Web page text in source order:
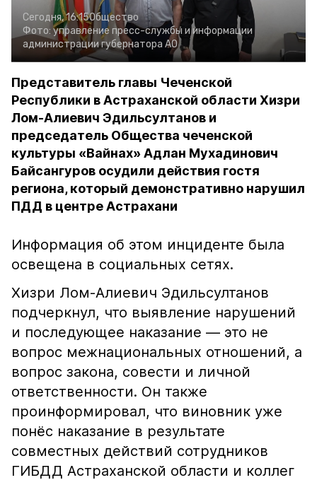
Сегодня, 16:15Общество
Фото: управление пресс-службы и информации
администрации губернатора АО
Представитель главы Чеченской
Республики в Астраханской области Хизри
Лом-Алиевич Эдильсултанов и
председатель Общества чеченской
культуры «Вайнах» Адлан Мухадинович
Байсангуров осудили действия гостя
региона, который демонстративно нарушил
ПДД в центре Астрахани
Информация об этом инциденте была
освещена в социальных сетях.
Хизри Лом-Алиевич Эдильсултанов
подчеркнул, что выявление нарушений
и последующее наказание — это не
вопрос межнациональных отношений, а
вопрос закона, совести и личной
ответственности. Он также
проинформировал, что виновник уже
понёс наказание в результате
совместных действий сотрудников
ГИБДД Астраханской области и коллег